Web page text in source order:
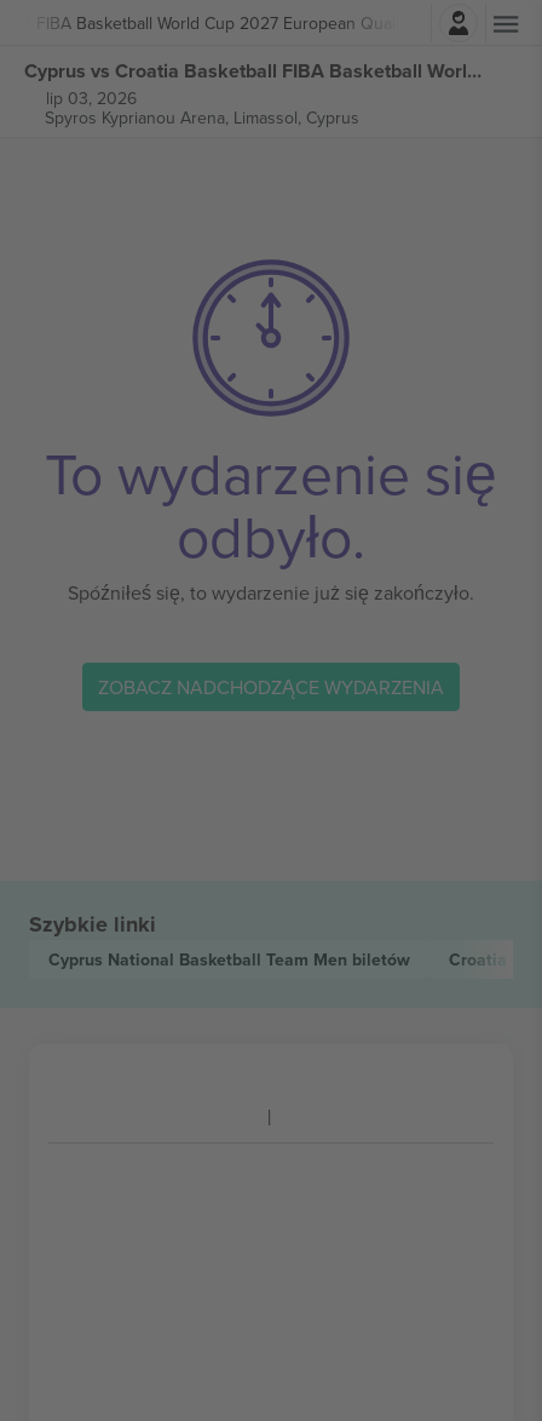
FIBA Basketball World Cup 2027 European Qualifiers
Zaloguj sie
Cyprus vs Croatia Basketball FIBA Basketball World Cup 2027 European Qualifiers biletów
lip 03, 2026
Spyros Kyprianou Arena, Limassol, Cyprus
To wydarzenie się
odbyło.
Spóźniłeś się, to wydarzenie już się zakończyło.
ZOBACZ NADCHODZĄCE WYDARZENIA
Szybkie linki
Cyprus National Basketball Team Men biletów Croatia